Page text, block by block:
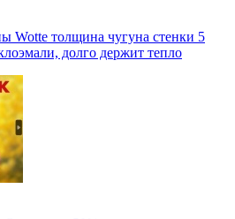
Wotte толщина чугуна стенки 5
долго держит тепло